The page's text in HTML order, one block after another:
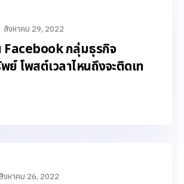
สิงหาคม 29, 2022
Facebook กลุ่มธุรกิจ
ย์ โพสต์เวลาไหนถึงจะติดเท
งหาคม 26, 2022